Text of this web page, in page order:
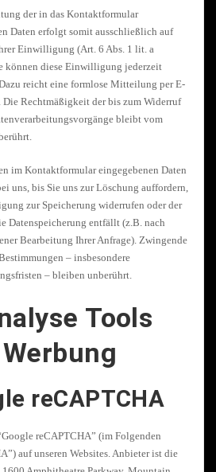
der in das Kontaktformular
Daten erfolgt somit ausschließlich auf
Einwilligung (Art. 6 Abs. 1 lit. a
können diese Einwilligung jederzeit
reicht eine formlose Mitteilung per E-
Die Rechtmäßigkeit der bis zum Widerruf
bleibt vom
im Kontaktformular eingegebenen Daten
uns, bis Sie uns zur Löschung auffordern,
zur Speicherung widerrufen oder der
Datenspeicherung entfällt (z.B. nach
Bearbeitung Ihrer Anfrage). Zwingende
– insbesondere
– bleiben unberührt.
Tools
reCAPTCHA
reCAPTCHA” (im Folgenden
auf unseren Websites. Anbieter ist die